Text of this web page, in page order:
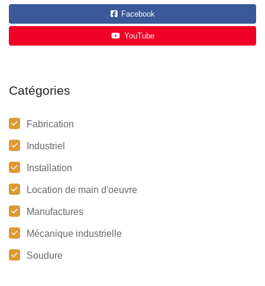
Facebook
YouTube
Catégories
Fabrication
Industriel
Installation
Location de main d'oeuvre
Manufactures
Mécanique industrielle
Soudure